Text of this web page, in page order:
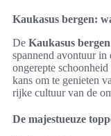
Kaukasus bergen:
De Kaukasus bergen
spannend avontuur in
ongerepte
kans om te genieten
rijke cultuur van de
De majestueuze